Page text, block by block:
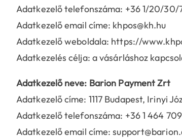
Adatkezelő telefonszáma: +36 1/20/30/
Adatkezelő email címe: khpos@kh.hu
Adatkezelő weboldala: https://
Adatkezelés célja: a vásárláshoz
Adatkezelő neve: Barion Payment Zrt
Adatkezelő címe: 1117 Budapest, Irinyi
Adatkezelő telefonszáma: +36 1 464
Adatkezelő email címe: